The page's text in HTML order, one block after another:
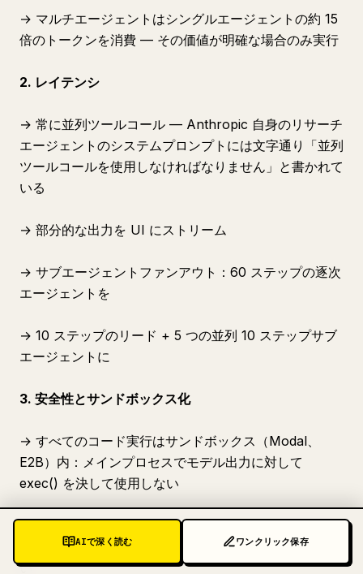
→ マルチエージェントはシングルエージェントの約 15
倍のトークンを消費 — その価値が明確な場合のみ実行
2. レイテンシ
→ 常に並列ツールコール — Anthropic 自身のリサーチ
エージェントのシステムプロンプトには文字通り「並列
ツールコールを使用しなければなりません」と書かれて
いる
→ 部分的な出力を UI にストリーム
→ サブエージェントファンアウト：60 ステップの逐次
エージェントを
→ 10 ステップのリード + 5 つの並列 10 ステップサブ
エージェントに
3. 安全性とサンドボックス化
→ すべてのコード実行はサンドボックス（Modal、
E2B）内：メインプロセスでモデル出力に対して
exec() を決して使用しない
→ 認証情報はモデルのコンテキスト外でブローカリン
グ：モデルが使用する API キーをモデルは決して見な
い
AIで深く読む ワンクリック保存